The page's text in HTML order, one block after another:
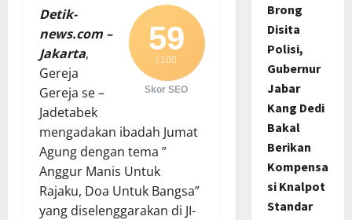
59
/ 100
Skor SEO
Detik-
news.com –
Jakarta,
Gereja
Gereja se –
Jadetabek
mengadakan ibadah Jumat
Agung dengan tema ”
Anggur Manis Untuk
Rajaku, Doa Untuk Bangsa”
yang diselenggarakan di JI-
Brong
Disita
Polisi,
Gubernur
Jabar
Kang Dedi
Bakal
Berikan
Kompensa
si Knalpot
Standar